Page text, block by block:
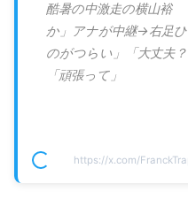
酷暑の中激走の横山裕
か」アナが中継→右足
のがつらい」「大丈夫
「頑張って」
https://x.com/